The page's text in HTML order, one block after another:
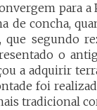
para a
de concha,
que segundo
o
a adquirir
foi
tradicional